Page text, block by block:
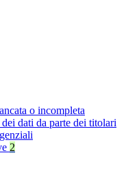
o incompleta
dati da parte dei titolari
2